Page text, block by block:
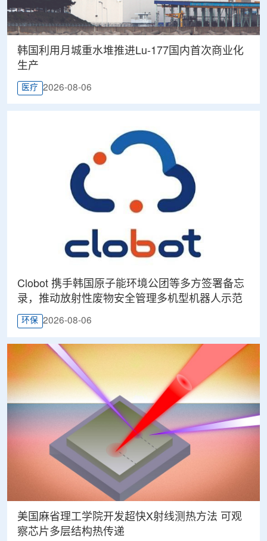
韩国利用月城重水堆推进Lu-177国内首次商业化
生产
医疗 2026-08-06
Clobot 携手韩国原子能环境公团等多方签署备忘
录，推动放射性废物安全管理多机型机器人示范
环保 2026-08-06
美国麻省理工学院开发超快X射线测热方法 可观
察芯片多层结构热传递